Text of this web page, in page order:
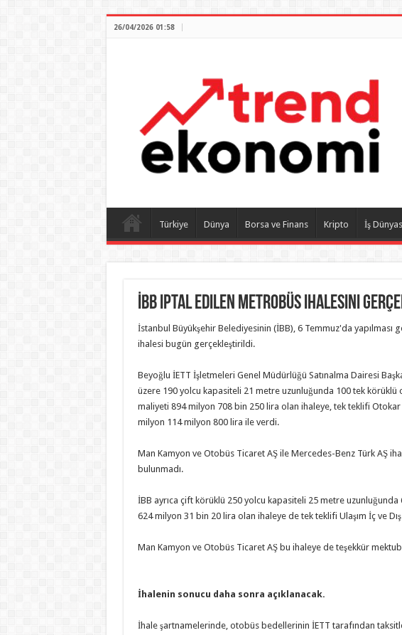
26/04/2026 01:58
Türkiye Dünya Borsa ve Finans Kripto İş
İBB iptal edilen metrobüs ihalesini
İstanbul Büyükşehir Belediyesinin (İBB), 6 Temmuz'da
ihalesi bugün gerçekleştirildi.
Beyoğlu İETT İşletmeleri Genel Müdürlüğü Satınalma Dairesi
üzere 190 yolcu kapasiteli 21 metre uzunluğunda 100 tek körüklü
maliyeti 894 milyon 708 bin 250 lira olan ihaleye, tek teklifi
milyon 114 milyon 800 lira ile verdi.
Man Kamyon ve Otobüs Ticaret AŞ ile Mercedes-Benz Türk AŞ
bulunmadı.
İBB ayrıca çift körüklü 250 yolcu kapasiteli 25 metre uzunluğunda
624 milyon 31 bin 20 lira olan ihaleye de tek teklifi Ulaşım İç ve
Man Kamyon ve Otobüs Ticaret AŞ bu ihaleye de teşekkür
İhalenin sonucu daha sonra açıklanacak.
İhale şartnamelerinde, otobüs bedellerinin İETT tarafından